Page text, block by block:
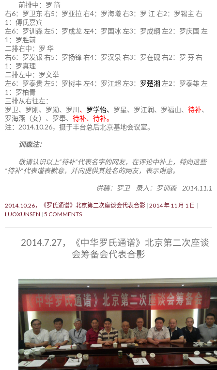
前排中：罗 箭
右6：罗卫东 右5：罗亚拉 右4：罗海曦 右3：罗 江 右2：罗锡主 右
1：傅氏嘉宾
左6：罗训森 左5：罗成龙 左4：罗国冰 左3：罗成纲 左2：罗庆国 左
1：罗胜前
二排右中：罗 华
右6：罗发银 右5：罗扬锋 右4：罗汉泉 右3：罗在砚 右2：罗 芬 右
1：罗真理
二排左中：罗文举
左6：罗泰贵 左5：罗树丰 左4：罗江超 左3： 罗楚湘 左2：罗泰雄 左
1：罗柏青
三排从右往左：
罗卫、罗刚、罗勋、罗川 、 罗学怡、 罗星、罗江润、罗福山、 待补、
罗海燕（女）、罗奉、 待补、待补。
注：2014.10.26，摄于丰台总后北京基地会议室。
训森注：
敬请认识以上“待补”代表名字的网友，在评论中补上，特向这些
“待补”代表谨表歉意，并向提供其姓名的网友，表示谢意。
供稿：罗卫 录入：罗训森 2014.11.1
2014.10.26，《罗氏通谱》北京第二次座谈会代表合影 2014 年 11 月 1 日
LUOXUNSEN 5 COMMENTS
2014.7.27，《中华罗氏通谱》北京第二次座谈
会筹备会代表合影